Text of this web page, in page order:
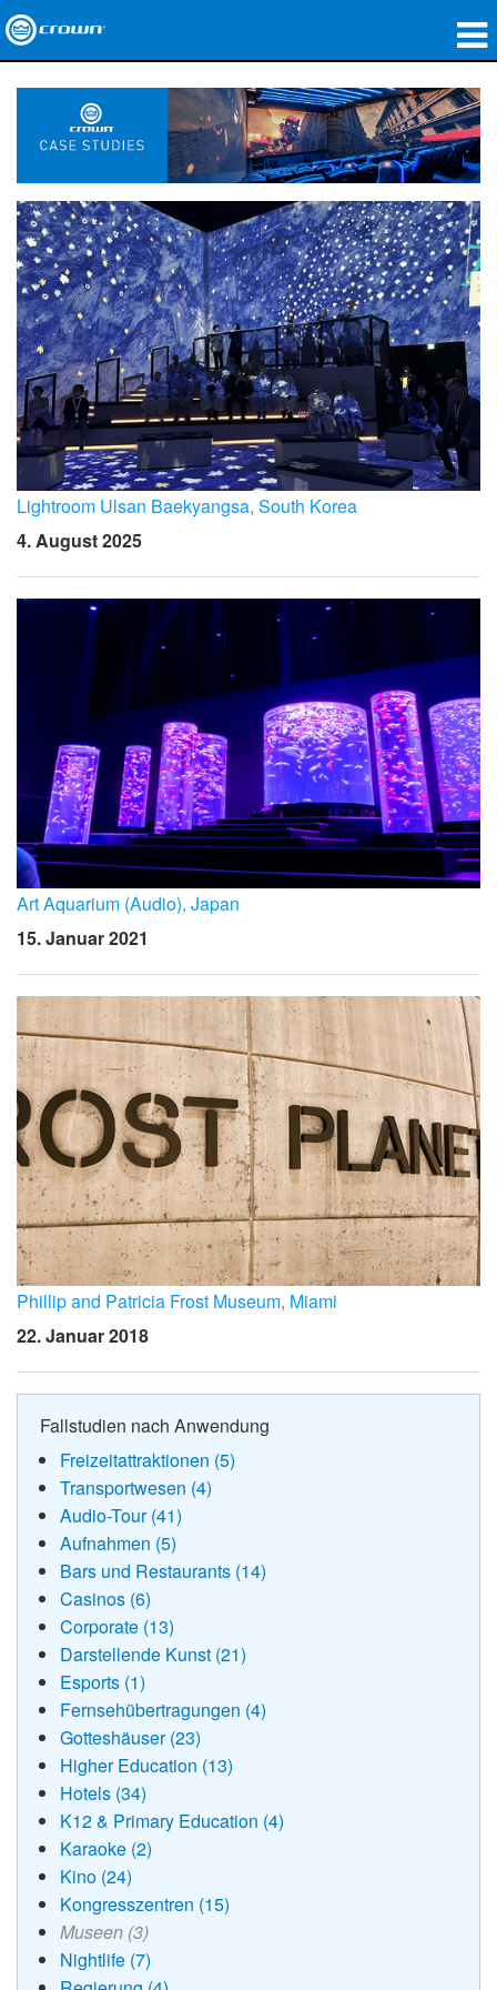
Produkte
Anwendungen
Netzwerk-Audio
Wo zu kaufen
Fallstudien
Unsere Geschichte
Schulungen
Support
Sprache/Region
Lightroom Ulsan Baekyangsa, South Korea
4. August 2025
Art Aquarium (Audio), Japan
15. Januar 2021
Phillip and Patricia Frost Museum, Miami
22. Januar 2018
Fallstudien nach Anwendung
Freizeitattraktionen (5)
Transportwesen (4)
Audio-Tour (41)
Aufnahmen (5)
Bars und Restaurants (14)
Casinos (6)
Corporate (13)
Darstellende Kunst (21)
Esports (1)
Fernsehübertragungen (4)
Gotteshäuser (23)
Higher Education (13)
Hotels (34)
K12 & Primary Education (4)
Karaoke (2)
Kino (24)
Kongresszentren (15)
Museen (3)
Nightlife (7)